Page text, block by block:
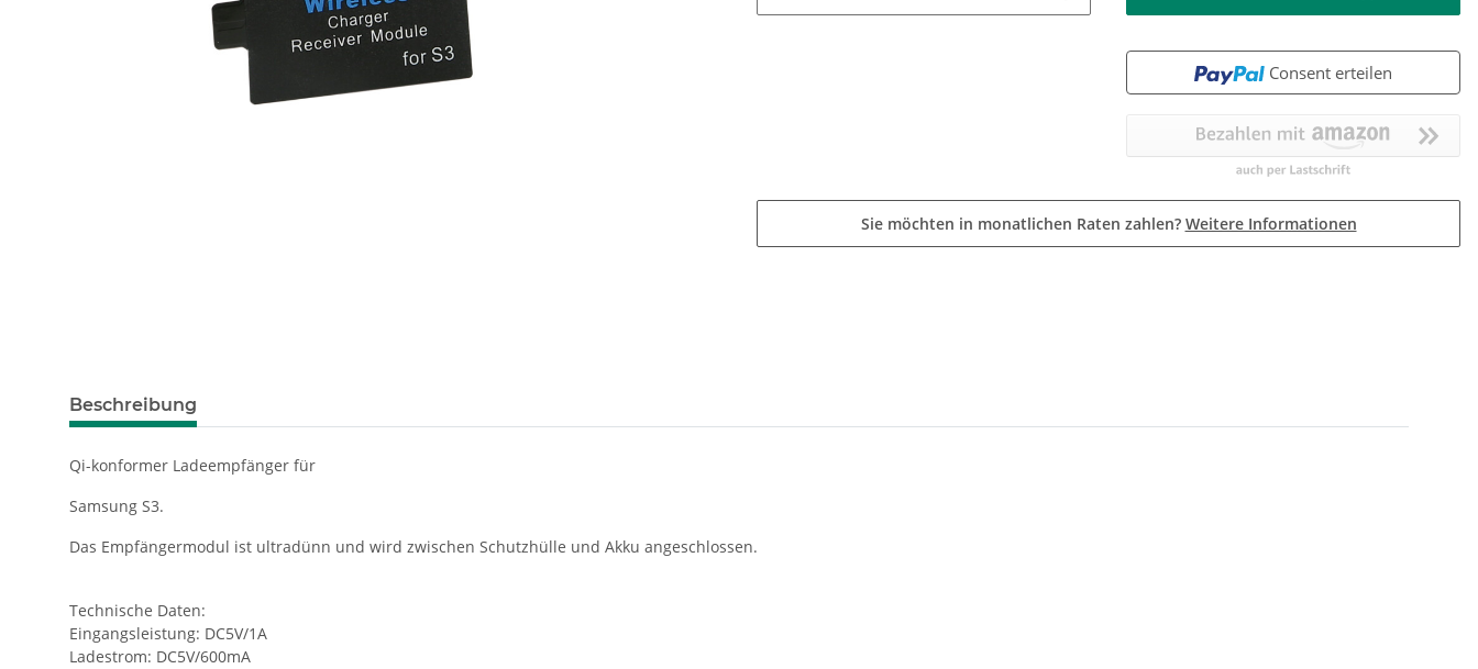
Consent erteilen
Sie möchten in monatlichen Raten zahlen? Weitere Informationen
Beschreibung
Qi-konformer Ladeempfänger für
Samsung S3.
Das Empfängermodul ist ultradünn und wird zwischen Schutzhülle und Akku angeschlossen.
Technische Daten:
Eingangsleistung: DC5V/1A
Ladestrom: DC5V/600mA